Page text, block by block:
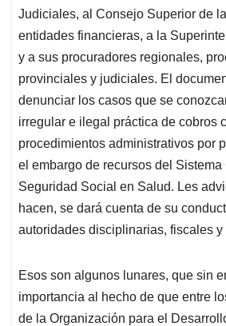
Judiciales, al Consejo Superior de
entidades financieras, a la
y a sus procuradores regionales,
provinciales y judiciales. El
denunciar los casos que se
irregular e ilegal práctica de cobros
procedimientos administrativos por
el embargo de recursos del Sistema
Seguridad Social en Salud. Les
hacen, se dará cuenta de su
autoridades disciplinarias, fiscales y
Esos son algunos lunares, que sin
importancia al hecho de que entre
de la Organización para el